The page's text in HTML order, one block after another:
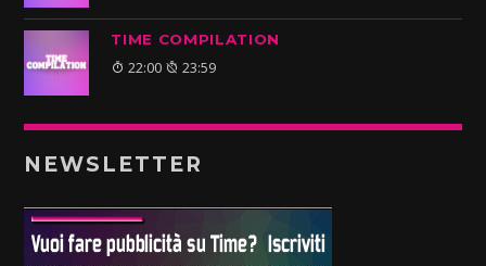
TIME COMPILATION
22:00 23:59
NEWSLETTER